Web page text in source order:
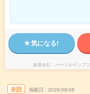
気になる!
派遣会社 パーソルテンプ
未読 掲載日 2026/08/08